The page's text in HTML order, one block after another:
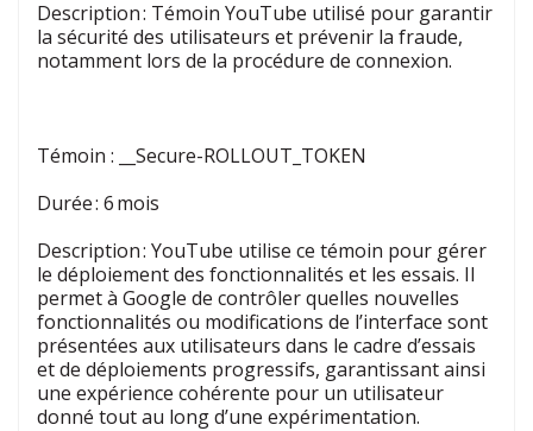
Description : Témoin YouTube utilisé pour garantir
la sécurité des utilisateurs et prévenir la fraude,
notamment lors de la procédure de connexion.
Témoin :
__Secure-ROLLOUT_TOKEN
Durée : 6 mois
Description : YouTube utilise ce témoin pour gérer
le déploiement des fonctionnalités et les essais. Il
permet à Google de contrôler quelles nouvelles
fonctionnalités ou modifications de l’interface sont
présentées aux utilisateurs dans le cadre d’essais
et de déploiements progressifs, garantissant ainsi
une expérience cohérente pour un utilisateur
donné tout au long d’une expérimentation.